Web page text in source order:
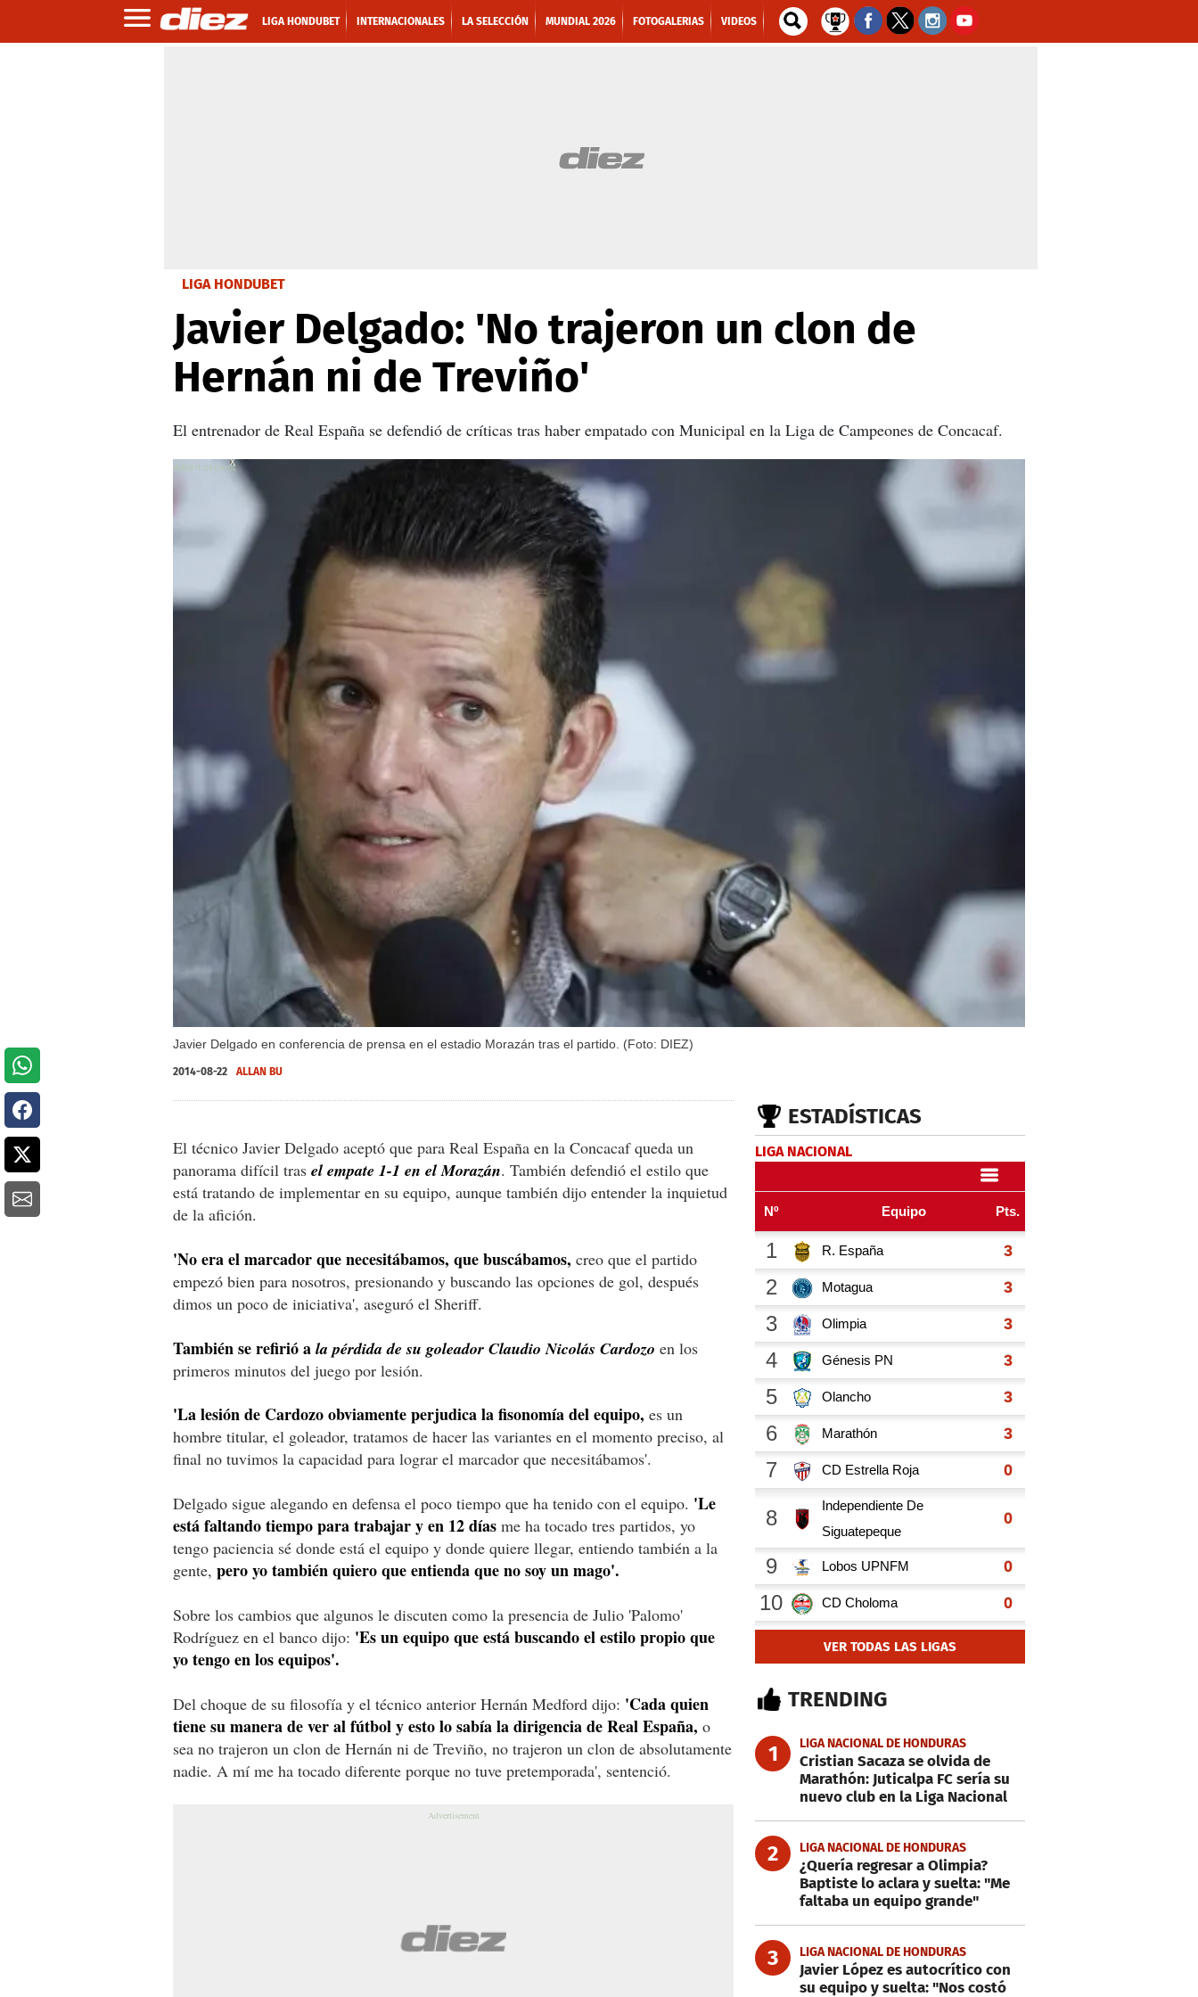
LIGA HONDUBET INTERNACIONALES LA SELECCIÓN MUNDIAL 2026 FOTOGALERIAS VIDEOS
LIGA HONDUBET
Javier Delgado: 'No trajeron un clon de
Hernán ni de Treviño'
El entrenador de Real España se defendió de críticas tras haber empatado con Municipal en la Liga de Campeones de Concacaf.
Javier Delgado en conferencia de prensa en el estadio Morazán tras el partido. (Foto: DIEZ)
X
2014-08-22 ALLAN BU
El técnico Javier Delgado aceptó que para Real España en la Concacaf queda un
panorama difícil tras el empate 1-1 en el Morazán. También defendió el estilo que
está tratando de implementar en su equipo, aunque también dijo entender la inquietud
de la afición.
'No era el marcador que necesitábamos, que buscábamos, creo que el partido
empezó bien para nosotros, presionando y buscando las opciones de gol, después
dimos un poco de iniciativa', aseguró el Sheriff.
También se refirió a la pérdida de su goleador Claudio Nicolás Cardozo en los
primeros minutos del juego por lesión.
'La lesión de Cardozo obviamente perjudica la fisonomía del equipo, es un
hombre titular, el goleador, tratamos de hacer las variantes en el momento preciso, al
final no tuvimos la capacidad para lograr el marcador que necesitábamos'.
Delgado sigue alegando en defensa el poco tiempo que ha tenido con el equipo. 'Le
está faltando tiempo para trabajar y en 12 días me ha tocado tres partidos, yo
tengo paciencia sé donde está el equipo y donde quiere llegar, entiendo también a la
gente, pero yo también quiero que entienda que no soy un mago'.
Sobre los cambios que algunos le discuten como la presencia de Julio 'Palomo'
Rodríguez en el banco dijo: 'Es un equipo que está buscando el estilo propio que
yo tengo en los equipos'.
Del choque de su filosofía y el técnico anterior Hernán Medford dijo: 'Cada quien
tiene su manera de ver al fútbol y esto lo sabía la dirigencia de Real España, o
sea no trajeron un clon de Hernán ni de Treviño, no trajeron un clon de absolutamente
nadie. A mí me ha tocado diferente porque no tuve pretemporada', sentenció.
ESTADÍSTICAS
LIGA NACIONAL
VER TODAS LAS LIGAS
TRENDING
1 LIGA NACIONAL DE HONDURAS
Cristian Sacaza se olvida de
Marathón: Juticalpa FC sería su
nuevo club en la Liga Nacional
2 LIGA NACIONAL DE HONDURAS
¿Quería regresar a Olimpia?
Baptiste lo aclara y suelta: "Me
faltaba un equipo grande"
3 LIGA NACIONAL DE HONDURAS
Javier López es autocrítico con
su equipo y suelta: "Nos costó